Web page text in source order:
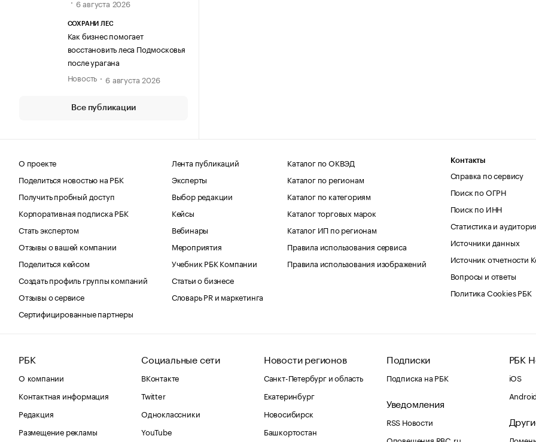
6 августа 2026
СОХРАНИ ЛЕС
Как бизнес помогает
восстановить леса Подмосковья
после урагана
Новость
6 августа 2026
Все публикации
О проекте
Поделиться новостью на РБК
Получить пробный доступ
Корпоративная подписка РБК
Стать экспертом
Отзывы о вашей компании
Поделиться кейсом
Создать профиль группы компаний
Отзывы о сервисе
Сертифицированные партнеры
Лента публикаций
Эксперты
Выбор редакции
Кейсы
Вебинары
Мероприятия
Учебник РБК Компании
Статьи о бизнесе
Словарь PR и маркетинга
Каталог по ОКВЭД
Каталог по регионам
Каталог по категориям
Каталог торговых марок
Каталог ИП по регионам
Правила использования сервиса
Правила использования изображений
Контакты
Справка по сервису
Поиск по ОГРН
Поиск по ИНН
Статистика и
Источники данных
Источник отчетности
Вопросы и ответы
Политика Cookies РБК
РБК
О компании
Контактная информация
Редакция
Размещение рекламы
Социальные сети
ВКонтакте
Twitter
Одноклассники
YouTube
Новости регионов
Санкт-Петербург и область
Екатеринбург
Новосибирск
Башкортостан
Подписки
Подписка на РБК
Уведомления
RSS Новости
Оповещения RBC.ru
РБК
iOS